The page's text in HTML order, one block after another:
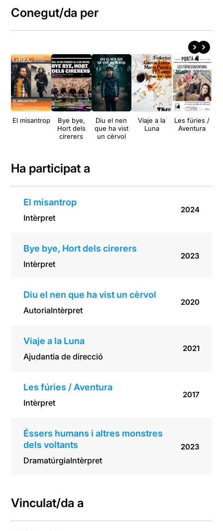
Conegut/da per
El misantrop
Bye bye,
Hort dels
cirerers
Diu el nen
que ha vist
un cèrvol
Viaje a la
Luna
Les fúries /
Aventura
Ha participat a
El misantrop
Intèrpret
2024
Bye bye, Hort dels cirerers
Intèrpret
2023
Diu el nen que ha vist un cèrvol
AutoriaIntèrpret
2020
Viaje a la Luna
Ajudantia de direcció
2021
Les fúries / Aventura
Intèrpret
2017
Éssers humans i altres monstres
dels voltants
DramatúrgiaIntèrpret
2023
Vinculat/da a